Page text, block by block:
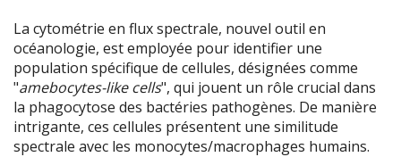
La cytométrie en flux spectrale, nouvel outil en
océanologie, est employée pour identifier une
population spécifique de cellules, désignées comme
"amebocytes-like cells", qui jouent un rôle crucial dans
la phagocytose des bactéries pathogènes. De manière
intrigante, ces cellules présentent une similitude
spectrale avec les monocytes/macrophages humains.